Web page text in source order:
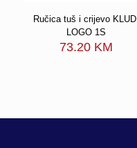
Ručica tuš i crijevo KLUDI
LOGO 1S
73.20 KM